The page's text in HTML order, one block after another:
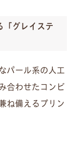
「グレイステ
パール系の人工
合わせたコンビ
ね備えるプリン